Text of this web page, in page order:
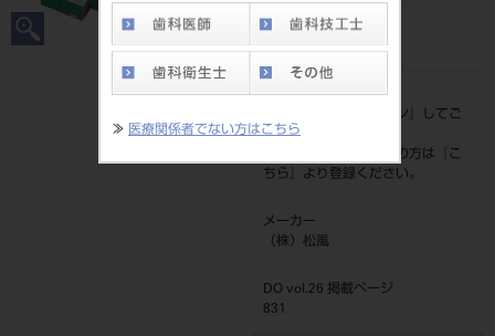
≫ 医療関係者でない方はこちら
JAN/EANコード
標準価格
ログイン
』してご
覧ください。
ネット会員登録がまだの方は『
こ
ちら
』より登録ください。
メーカー
（株）松風
DO vol.26 掲載ページ
831